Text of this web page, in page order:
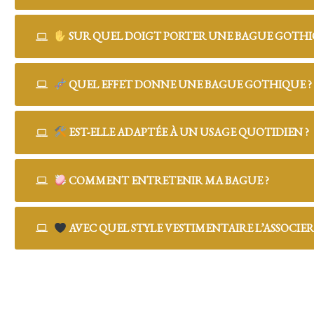
SUR QUEL DOIGT PORTER UNE BAGUE
QUEL EFFET DONNE UNE BAGUE GOTHIQUE ?
EST-ELLE ADAPTÉE À UN USAGE QUOTIDIEN ?
COMMENT ENTRETENIR MA BAGUE ?
AVEC QUEL STYLE VESTIMENTAIRE